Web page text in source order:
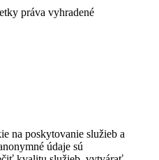
práva vyhradené
na poskytovanie služieb a
údaje sú